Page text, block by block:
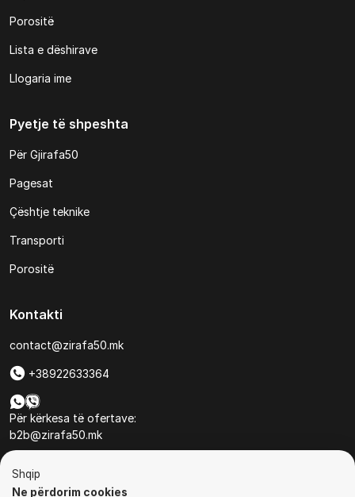
Porositë
Lista e dëshirave
Llogaria ime
Pyetje të shpeshta
Për Gjirafa50
Pagesat
Çështje teknike
Transporti
Porositë
Kontakti
contact@zirafa50.mk
+38922633364
Për kërkesa të ofertave:
b2b@zirafa50.mk
Shqip
Ne përdorim cookies